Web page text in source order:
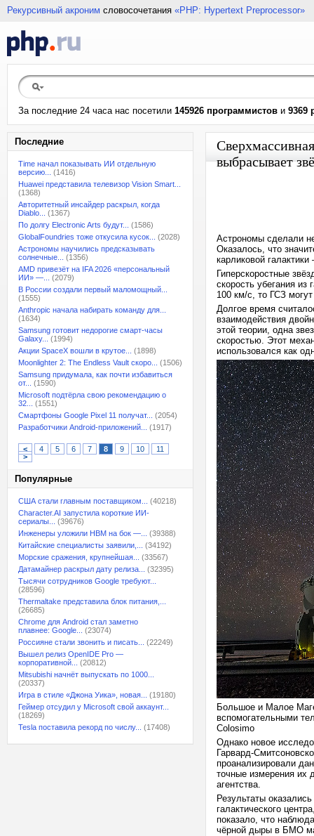
Рекурсивный акроним словосочетания «PHP: Hypertext Preprocessor»
За последние 24 часа нас посетили 145926 программистов и 9369
Последние
Time начал показывать ИИ отдельную
версию...
(1416)
Huawei представила телевизор Vision Smart...
(1368)
Авторитетный инсайдер раскрыл, когда
Diablo...
(1367)
По долгу Electronic Arts будут...
(1586)
GlobalFoundries тоже откусила кусок...
(2028)
Астрономы научились предсказывать
солнечные...
(1356)
AMD привезёт на IFA 2026 «персональный
ИИ» —...
(2079)
В России создали первый маломощный...
(1555)
Anthropic начала набирать команду для...
(1634)
Samsung готовит недорогие смарт-часы
Galaxy...
(1994)
Акции SpaceX вошли в крутое...
(1898)
Moonlighter 2: The Endless Vault скоро...
(1506)
Samsung придумала, как почти избавиться
от...
(1590)
Microsoft подтёрла свою рекомендацию о
32...
(1551)
Смартфоны Google Pixel 11 получат...
(2054)
Разработчики Android-приложений...
(1917)
< 4 5 6 7 8 9 10
11
>
Популярные
США стали главным поставщиком...
(40218)
Character.AI запустила короткие ИИ-
сериалы...
(39676)
Инженеры уложили HBM на бок —...
(39388)
Китайские специалисты заявили,...
(34192)
Морские сражения, крупнейшая...
(33567)
Датамайнер раскрыл дату релиза...
(32395)
Тысячи сотрудников Google требуют...
(28596)
Thermaltake представила блок питания,...
(26685)
Chrome для Android стал заметно
плавнее: Google...
(23074)
Россияне стали звонить и писать...
(22249)
Вышел релиз OpenIDE Pro —
корпоративной...
(20812)
Mitsubishi начнёт выпускать по 1000...
(20337)
Игра в стиле «Джона Уика», новая...
(19180)
Геймер отсудил у Microsoft свой аккаунт...
(18269)
Tesla поставила рекорд по числу...
(17408)
выбрасывает
Астрономы сделали
Оказалось, что
карликовой
Гиперскоростные
скорость убегания
100 км/с, то ГСЗ
Долгое время
взаимодействия
этой теории, одна
скоростью. Этот
использовался как
Большое и Малое
вспомогательными
Colosimo
Однако новое
Гарвард-
проанализировали
точные измерения их
агентства.
Результаты
галактического
показало, что
чёрной дыры в БМО